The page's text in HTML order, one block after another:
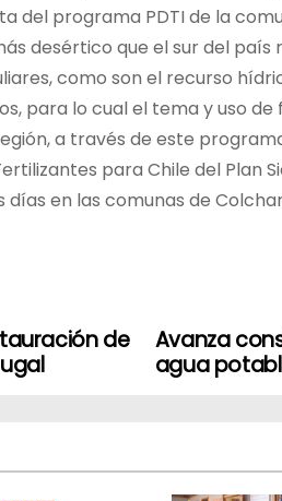
del programa PDTI de la
desértico que el sur del
como son el recurso
para lo cual el tema y uso
a través de este
para Chile del Plan
en las comunas de
Avanza
agua
de